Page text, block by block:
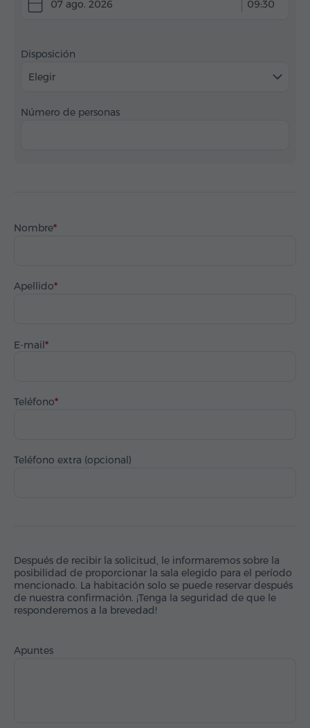
07 ago. 2026
09:30
Disposición
Elegir
Número de personas
Nombre
Apellido
E-mail
Teléfono
Teléfono extra (opcional)
Después de recibir la solicitud, le informaremos sobre la
posibilidad de proporcionar la sala elegido para el período
mencionado. La habitación solo se puede reservar después
de nuestra confirmación. ¡Tenga la seguridad de que le
responderemos a la brevedad!
Apuntes